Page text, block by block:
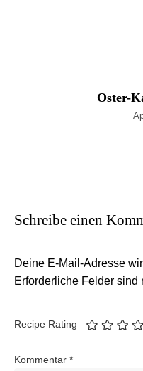
Oster-
Schreibe einen
Deine E-Mail-Adresse
Erforderliche Felder sind
Recipe Rating
Kommentar *